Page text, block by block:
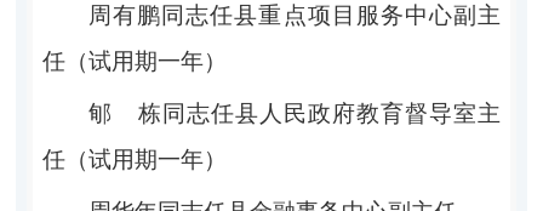
周有鹏同志任县重点项目服务中心副主
任（试用期一年）
郇 栋同志任县人民政府教育督导室主
任（试用期一年）